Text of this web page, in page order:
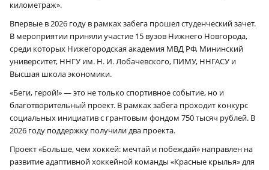
километраж».
Впервые в 2026 году в рамках забега прошел студенческий зачет.
В мероприятии приняли участие 15 вузов Нижнего Новгорода,
среди которых Нижегородская академия МВД РФ, Мининский
университет, ННГУ им. Н. И. Лобачевского, ПИМУ, ННГАСУ и
Высшая школа экономики.
«Беги, герой!» — это не только спортивное событие, но и
благотворительный проект. В рамках забега проходит конкурс
социальных инициатив с грантовым фондом 750 тысяч рублей. В
2026 году поддержку получили два проекта.
Проект «Больше, чем хоккей: мечтай и побеждай» направлен на
развитие адаптивной хоккейной команды «Красные крылья» для